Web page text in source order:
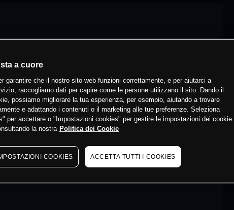
a cuore
garantire che il nostro sito web funzioni correttamente, e per aiutarci a
raccogliamo dati per capire come le persone utilizzano il sito. Dando il
possiamo migliorare la tua esperienza, per esempio, aiutando a trovare
e adattando i contenuti o il marketing alle tue preferenze. Seleziona
per accettare o "Impostazioni cookies" per gestire le impostazioni dei cookie.
la nostra Politica dei Cookie
COOKIES ACCETTA TUTTI I COOKIES